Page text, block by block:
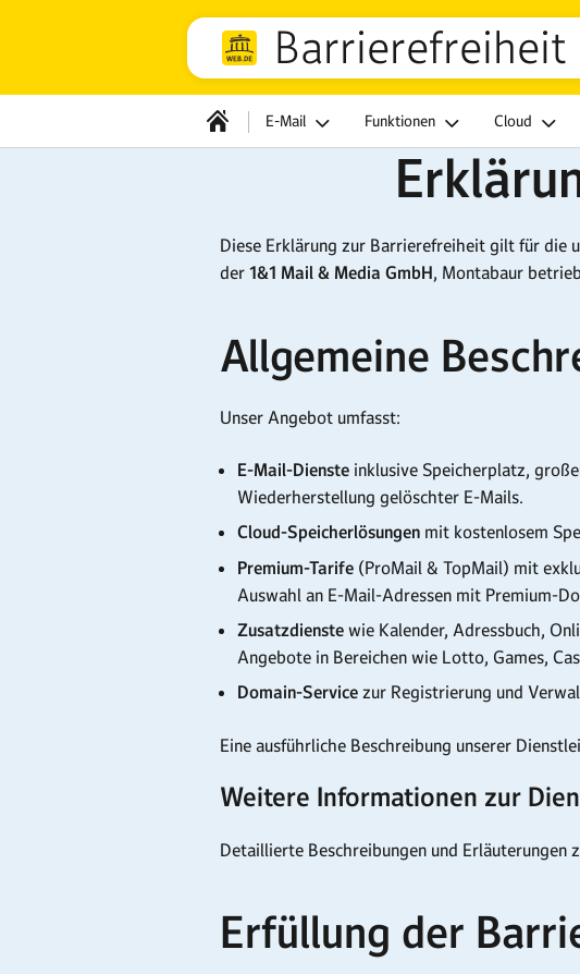
Barrierefreiheit
E-Mail Funktionen Cloud
Diese Erklärung zur Barrierefreiheit gilt für die
der 1&1 Mail & Media GmbH, Montabaur
Allgemeine
Unser Angebot umfasst:
E-Mail-Dienste inklusive Speicherplatz,
Wiederherstellung gelöschter E-Mails.
Cloud-Speicherlösungen mit kostenlosem
Premium-Tarife (ProMail & TopMail) mit
Auswahl an E-Mail-Adressen mit Premium-
Zusatzdienste wie Kalender, Adressbuch,
Angebote in Bereichen wie Lotto, Games,
Domain-Service zur Registrierung und
Eine ausführliche Beschreibung unserer
Weitere Informationen zur
Detaillierte Beschreibungen und Erläuterungen
Erfüllung der